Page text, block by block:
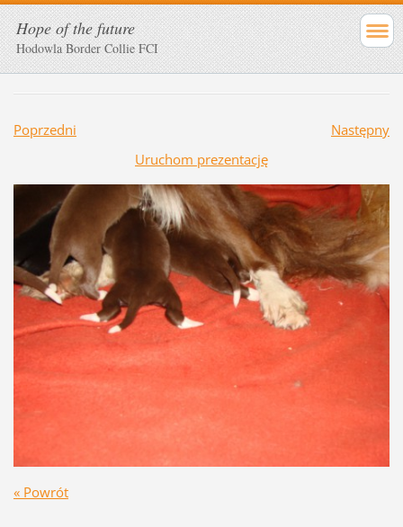
Hope of the future
Hodowla Border Collie FCI
Poprzedni
Następny
Uruchom prezentację
« Powrót